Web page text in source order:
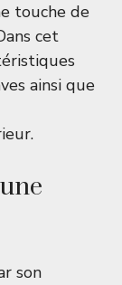
touche de
cet
ainsi que
son